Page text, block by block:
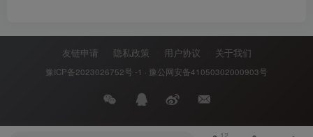
友链申请 隐私政策 用户协议 关于我们
豫ICP备2023026752号 -1 · 豫公网安备41050302000903号